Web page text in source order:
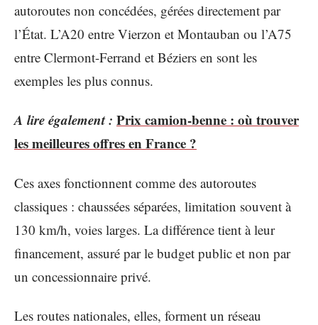
autoroutes non concédées, gérées directement par
l’État. L’A20 entre Vierzon et Montauban ou l’A75
entre Clermont-Ferrand et Béziers en sont les
exemples les plus connus.
A lire également : Prix camion-benne : où trouver
les meilleures offres en France ?
Ces axes fonctionnent comme des autoroutes
classiques : chaussées séparées, limitation souvent à
130 km/h, voies larges. La différence tient à leur
financement, assuré par le budget public et non par
un concessionnaire privé.
Les routes nationales, elles, forment un réseau